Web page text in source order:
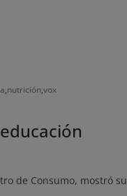
,nutrición,vox
de Consumo, mostró su